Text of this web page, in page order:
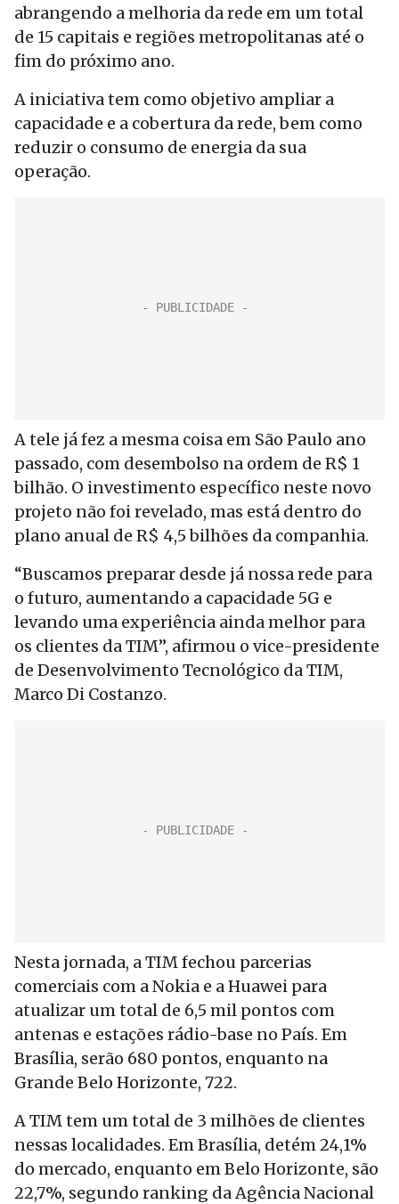
abrangendo a melhoria da rede em um total
de 15 capitais e regiões metropolitanas até o
fim do próximo ano.
A iniciativa tem como objetivo ampliar a
capacidade e a cobertura da rede, bem como
reduzir o consumo de energia da sua
operação.
A tele já fez a mesma coisa em São Paulo ano
passado, com desembolso na ordem de R$ 1
bilhão. O investimento específico neste novo
projeto não foi revelado, mas está dentro do
plano anual de R$ 4,5 bilhões da companhia.
“Buscamos preparar desde já nossa rede para
o futuro, aumentando a capacidade 5G e
levando uma experiência ainda melhor para
os clientes da TIM”, afirmou o vice-presidente
de Desenvolvimento Tecnológico da TIM,
Marco Di Costanzo.
Nesta jornada, a TIM fechou parcerias
comerciais com a Nokia e a Huawei para
atualizar um total de 6,5 mil pontos com
antenas e estações rádio-base no País. Em
Brasília, serão 680 pontos, enquanto na
Grande Belo Horizonte, 722.
A TIM tem um total de 3 milhões de clientes
nessas localidades. Em Brasília, detém 24,1%
do mercado, enquanto em Belo Horizonte, são
22,7%, segundo ranking da Agência Nacional